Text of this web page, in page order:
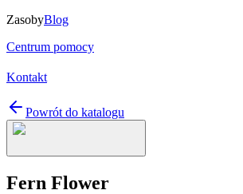
ZasobyBlog
Centrum pomocy
Kontakt
Powrót do katalogu
Fern Flower